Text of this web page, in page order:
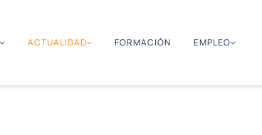
ACTUALIDAD FORMACIÓN EMPLEO